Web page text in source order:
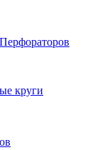
круги